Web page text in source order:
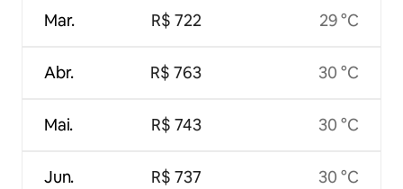
Mar.
Abr.
Mai.
Jun.
R$ 722
R$ 763
R$ 743
R$ 737
29 °C
30 °C
30 °C
30 °C